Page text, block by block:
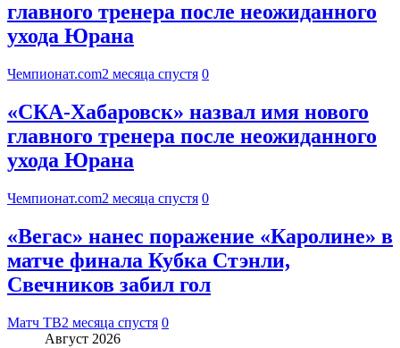
главного тренера после неожиданного
ухода Юрана
Чемпионат.com2 месяца спустя 0
«СКА-Хабаровск» назвал имя нового
главного тренера после неожиданного
ухода Юрана
Чемпионат.com2 месяца спустя 0
«Вегас» нанес поражение «Каролине» в
матче финала Кубка Стэнли,
Свечников забил гол
Матч ТВ2 месяца спустя 0
Август 2026